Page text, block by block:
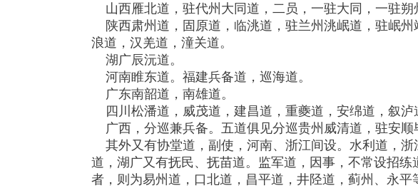
山西雁北道，驻代州大同道，二员，一驻大同，一驻朔
陕西肃州道，固原道，临洮道，驻兰州洮岷道，驻岷
浪道，汉羌道，潼关道。
湖广辰沅道。
河南睢东道。福建兵备道，巡海道。
广东南韶道，南雄道。
四川松潘道，威茂道，建昌道，重夔道，安绵道，叙泸
广西，分巡兼兵备。五道俱见分巡贵州威清道，驻安顺
其外又有协堂道，副使，河南、浙江间设。水利道，
道，湖广又有抚民、抚苗道。监军道，因事，不常设招
者，则为易州道，口北道，昌平道，井陉道，蓟州、永